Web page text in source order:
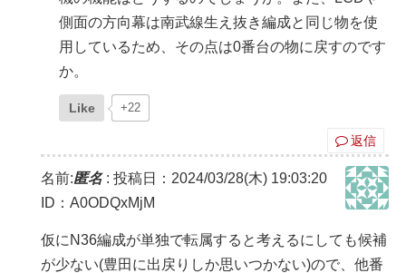
側面の方向幕は南武線生え抜き編成と同じ物を使
用しているため、その点は0番台の物に戻すのです
か。
Like +22
返信
名前:匿名: 投稿日：2024/03/28(木) 19:03:20
ID：A0ODQxMjM
仮にN36編成が単独で転属すると考えるにしても候補
が少ない(豊田に出戻りしか思いつかない)ので、他番